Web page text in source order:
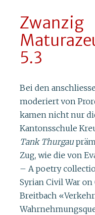
Zwanzig
5.3
Bei den
moderiert von
kamen nicht nur
Kantonsschule
Tank Thurgau
Zug, wie die von
– A poetry
Syrian Civil War
Breitbach